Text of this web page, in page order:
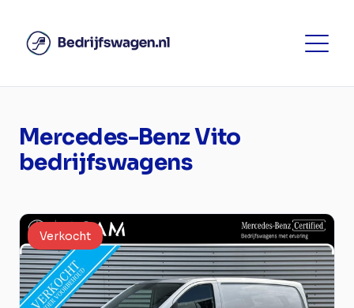
Mercedes-Benz Vito
bedrijfswagens
Verkocht